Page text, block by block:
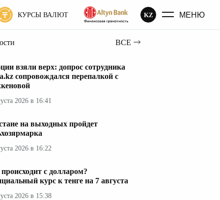
КУРСЫ ВАЛЮТ KZ МЕНЮ
ВСЕ
взяли верх: допрос сотрудника
сопровождался перепалкой с
2026 в 16:41
на выходных пройдет
2026 в 16:22
с долларом?
курс к тенге на 7 августа
2026 в 15:38